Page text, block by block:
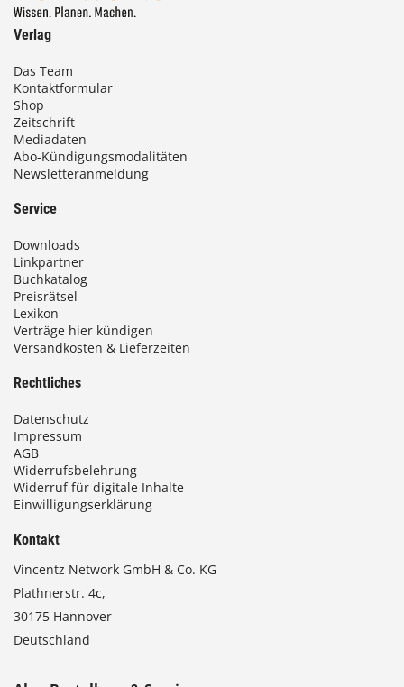
Verlag
Das Team
Kontaktformular
Shop
Zeitschrift
Mediadaten
Abo-Kündigungsmodalitäten
Newsletteranmeldung
Service
Downloads
Linkpartner
Buchkatalog
Preisrätsel
Lexikon
Verträge hier kündigen
Versandkosten & Lieferzeiten
Rechtliches
Datenschutz
Impressum
AGB
Widerrufsbelehrung
Widerruf für digitale Inhalte
Einwilligungserklärung
Kontakt
Vincentz Network GmbH & Co. KG
Plathnerstr. 4c,
30175 Hannover
Deutschland